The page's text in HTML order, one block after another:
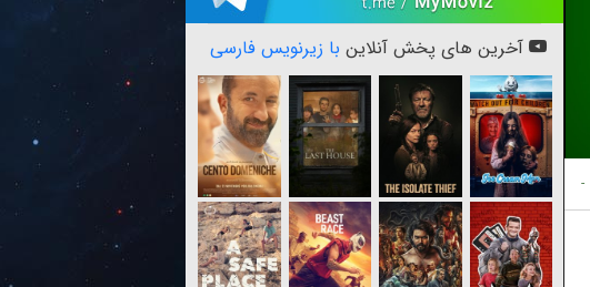
-
آخرین های پخش آنلاین با زیرنویس فارسی